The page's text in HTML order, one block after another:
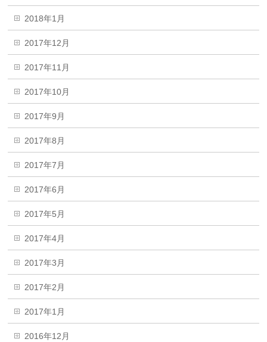
2018年1月
2017年12月
2017年11月
2017年10月
2017年9月
2017年8月
2017年7月
2017年6月
2017年5月
2017年4月
2017年3月
2017年2月
2017年1月
2016年12月